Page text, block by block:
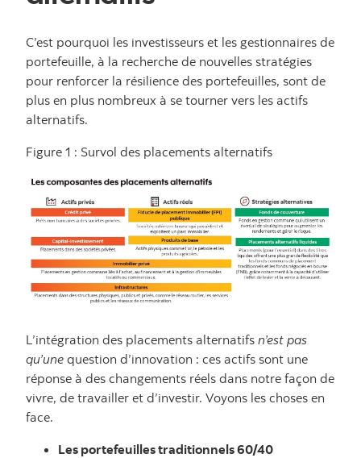
C’est pourquoi les investisseurs et les gestionnaires de
portefeuille, à la recherche de nouvelles stratégies
pour renforcer la résilience des portefeuilles, sont de
plus en plus nombreux à se tourner vers les actifs
alternatifs.
Figure 1 : Survol des placements alternatifs
L’intégration des placements alternatifs n’est pas
qu’une question d’innovation : ces actifs sont une
réponse à des changements réels dans notre façon de
vivre, de travailler et d’investir. Voyons les choses en
face.
Les portefeuilles traditionnels 60/40